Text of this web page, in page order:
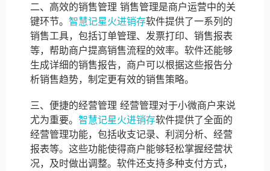
二、高效的销售管理 销售管理是商户运营中的关
键环节。 智慧记星火进销存软件提供了一系列的
销售工具，包括订单管理、发票打印、销售报表
等，帮助商户提高销售流程的效率。软件还能够
生成详细的销售报告，商户可以根据这些报告分
析销售趋势，制定更有效的销售策略。
三、便捷的经营管理 经营管理对于小微商户来说
尤为重要。 智慧记星火进销存软件提供了全面的
经营管理功能，包括收支记录、利润分析、经营
报表等。这些功能使得商户能够轻松掌握经营状
况，及时做出调整。软件还支持多种支付方式，